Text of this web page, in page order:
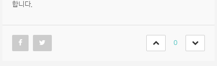
합니다.
0